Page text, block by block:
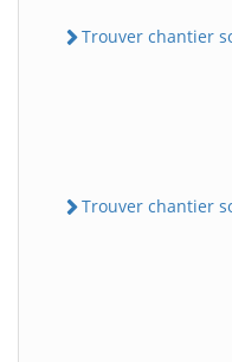
Trouver chantier
Trouver chantier